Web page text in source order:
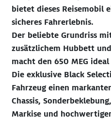
bietet dieses Reisemobil
sicheres Fahrerlebnis.
Der beliebte Grundriss
zusätzlichem Hubbett
macht den 650 MEG
Die exklusive Black
Fahrzeug einen
Chassis,
Markise und